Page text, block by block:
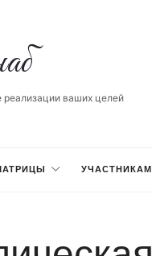
реализации ваших целей
УЧАСТНИКАМ